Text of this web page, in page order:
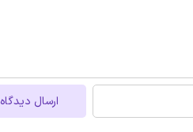
ارسال دیدگاه